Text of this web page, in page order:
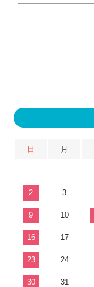
日 月
2 3
9 10
16 17
23 24
30 31